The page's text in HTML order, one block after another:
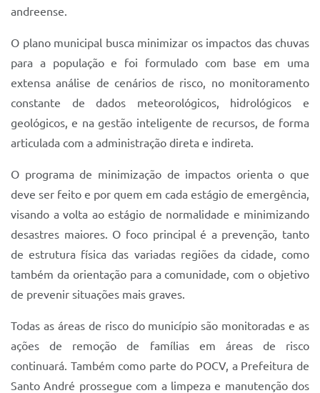
andreense.
O plano municipal busca minimizar os impactos das chuvas
para a população e foi formulado com base em uma
extensa análise de cenários de risco, no monitoramento
constante de dados meteorológicos, hidrológicos e
geológicos, e na gestão inteligente de recursos, de forma
articulada com a administração direta e indireta.
O programa de minimização de impactos orienta o que
deve ser feito e por quem em cada estágio de emergência,
visando a volta ao estágio de normalidade e minimizando
desastres maiores. O foco principal é a prevenção, tanto
de estrutura física das variadas regiões da cidade, como
também da orientação para a comunidade, com o objetivo
de prevenir situações mais graves.
Todas as áreas de risco do município são monitoradas e as
ações de remoção de famílias em áreas de risco
continuará. Também como parte do POCV, a Prefeitura de
Santo André prossegue com a limpeza e manutenção dos